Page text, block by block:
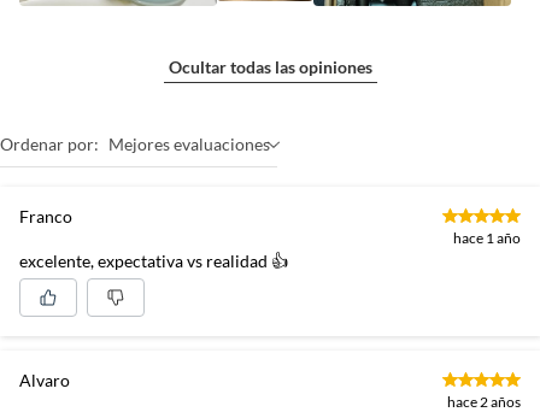
Ocultar todas las opiniones
Ordenar por: Mejores evaluaciones
Franco
hace 1 año
excelente, expectativa vs realidad 👍
Alvaro
hace 2 años